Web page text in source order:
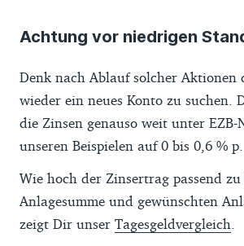
Achtung vor niedrigen
Denk nach Ablauf solcher Aktionen
wieder ein neues Konto zu suchen.
die Zinsen genauso weit unter EZB-
unseren Beispielen auf 0 bis 0,6 % p.
Wie hoch der Zinsertrag passend
Anlagesumme und gewünschten
zeigt Dir unser Tagesgeldvergleich